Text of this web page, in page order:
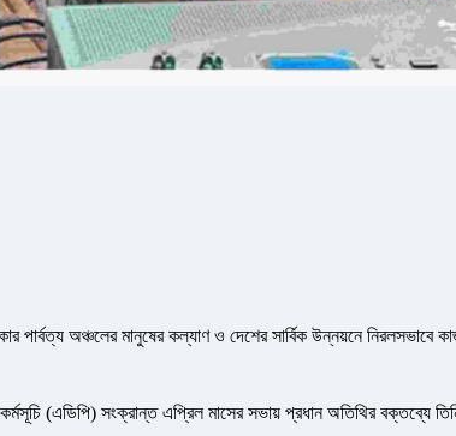
পার্বত্য অঞ্চলের মানুষের কল্যাণ ও দেশের সার্বিক উন্নয়নে নিরলসভাবে
(এডিপি) সংক্রান্ত এপ্রিল মাসের সভায় প্রধান অতিথির বক্তব্যে